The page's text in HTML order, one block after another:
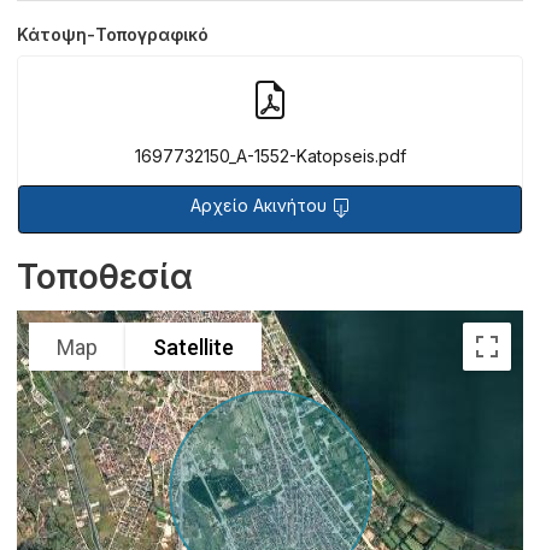
Κάτοψη-Τοπογραφικό
1697732150_A-1552-Katopseis.pdf
Αρχείο Ακινήτου
Τοποθεσία
Map Satellite